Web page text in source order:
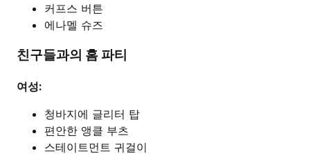
커프스 버튼
에나멜 슈즈
친구들과의 홈 파티
여성:
청바지에 글리터 탑
편안한 앵클 부츠
스테이트먼트 귀걸이